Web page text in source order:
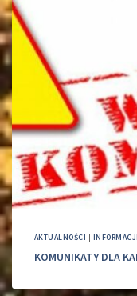
AKTUALNOŚCI |
KOMUNIKATY DLA